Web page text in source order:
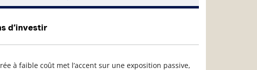
d’investir
à faible coût met l’accent sur une exposition passive,